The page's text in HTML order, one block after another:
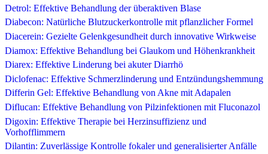
Detrol: Effektive Behandlung der überaktiven Blase
Diabecon: Natürliche Blutzuckerkontrolle mit pflanzlicher Formel
Diacerein: Gezielte Gelenkgesundheit durch innovative Wirkweise
Diamox: Effektive Behandlung bei Glaukom und Höhenkrankheit
Diarex: Effektive Linderung bei akuter Diarrhö
Diclofenac: Effektive Schmerzlinderung und Entzündungshemmung
Differin Gel: Effektive Behandlung von Akne mit Adapalen
Diflucan: Effektive Behandlung von Pilzinfektionen mit Fluconazol
Digoxin: Effektive Therapie bei Herzinsuffizienz und
Vorhofflimmern
Dilantin: Zuverlässige Kontrolle fokaler und generalisierter Anfälle